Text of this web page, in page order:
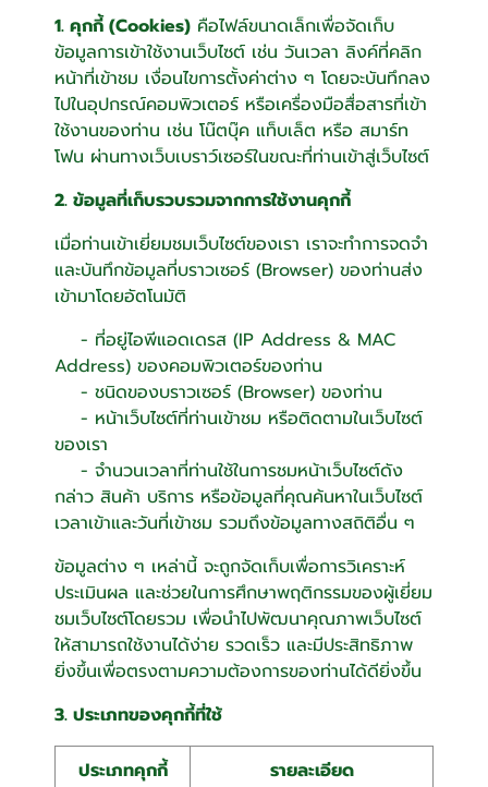
1. คุกกี้ (Cookies) คือไฟล์ขนาดเล็กเพื่อจัดเก็บ
ข้อมูลการเข้าใช้งานเว็บไซต์ เช่น วันเวลา ลิงค์ที่คลิก
หน้าที่เข้าชม เงื่อนไขการตั้งค่าต่าง ๆ โดยจะบันทึกลง
ไปในอุปกรณ์คอมพิวเตอร์ หรือเครื่องมือสื่อสารที่เข้า
ใช้งานของท่าน เช่น โน๊ตบุ๊ค แท็บเล็ต หรือ สมาร์ท
โฟน ผ่านทางเว็บเบราว์เซอร์ในขณะที่ท่านเข้าสู่เว็บไซต์
2. ข้อมูลที่เก็บรวบรวมจากการใช้งานคุกกี้
เมื่อท่านเข้าเยี่ยมชมเว็บไซต์ของเรา เราจะทำการจดจำ
และบันทึกข้อมูลที่บราวเซอร์ (Browser) ของท่านส่ง
เข้ามาโดยอัตโนมัติ
- ที่อยู่ไอพีแอดเดรส (IP Address & MAC
Address) ของคอมพิวเตอร์ของท่าน
- ชนิดของบราวเซอร์ (Browser) ของท่าน
- หน้าเว็บไซต์ที่ท่านเข้าชม หรือติดตามในเว็บไซต์
ของเรา
- จำนวนเวลาที่ท่านใช้ในการชมหน้าเว็บไซต์ดัง
กล่าว สินค้า บริการ หรือข้อมูลที่คุณค้นหาในเว็บไซต์
เวลาเข้าและวันที่เข้าชม รวมถึงข้อมูลทางสถิติอื่น ๆ
ข้อมูลต่าง ๆ เหล่านี้ จะถูกจัดเก็บเพื่อการวิเคราะห์
ประเมินผล และช่วยในการศึกษาพฤติกรรมของผู้เยี่ยม
ชมเว็บไซต์โดยรวม เพื่อนำไปพัฒนาคุณภาพเว็บไซต์
ให้สามารถใช้งานได้ง่าย รวดเร็ว และมีประสิทธิภาพ
ยิ่งขึ้นเพื่อตรงตามความต้องการของท่านได้ดียิ่งขึ้น
3. ประเภทของคุกกี้ที่ใช้
ประเภทคุกกี้ รายละเอียด